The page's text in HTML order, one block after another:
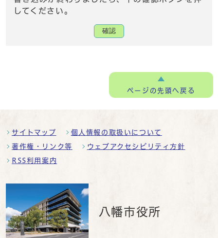
してください。
確認
ページの先頭へ戻る
サイトマップ 個人情報の取扱いについて
著作権・リンク等 ウェブアクセシビリティ方針
RSS利用案内
八幡市役所